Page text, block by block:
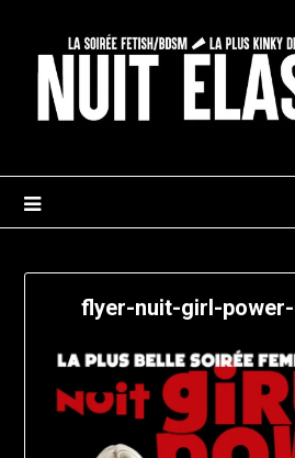
content
flyer-nuit-girl-power-